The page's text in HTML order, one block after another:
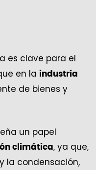
es clave para el
en la industria
de bienes y
un papel
climática, ya que,
la condensación,